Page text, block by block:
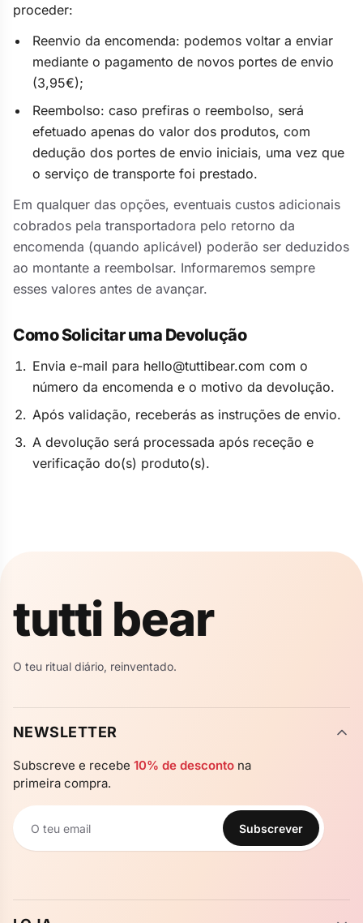
proceder:
Reenvio da encomenda: podemos voltar a enviar
mediante o pagamento de novos portes de envio
(3,95€);
Reembolso: caso prefiras o reembolso, será
efetuado apenas do valor dos produtos, com
dedução dos portes de envio iniciais, uma vez que
o serviço de transporte foi prestado.
Em qualquer das opções, eventuais custos adicionais
cobrados pela transportadora pelo retorno da
encomenda (quando aplicável) poderão ser deduzidos
ao montante a reembolsar. Informaremos sempre
esses valores antes de avançar.
Como Solicitar uma Devolução
Envia e-mail para hello@tuttibear.com com o
número da encomenda e o motivo da devolução.
Após validação, receberás as instruções de envio.
A devolução será processada após receção e
verificação do(s) produto(s).
tutti bear
O teu ritual diário, reinventado.
NEWSLETTER
Subscreve e recebe 10% de desconto na
primeira compra.
Newsletter
Subscrever